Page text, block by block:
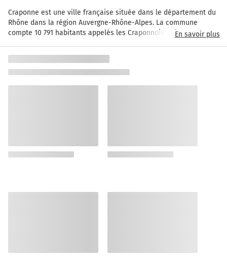
Craponne est une ville française située dans le département du
Rhône dans la région Auvergne-Rhône-Alpes. La commune
compte 10 791 habitants appelés les Craponnois et les En savoir plus